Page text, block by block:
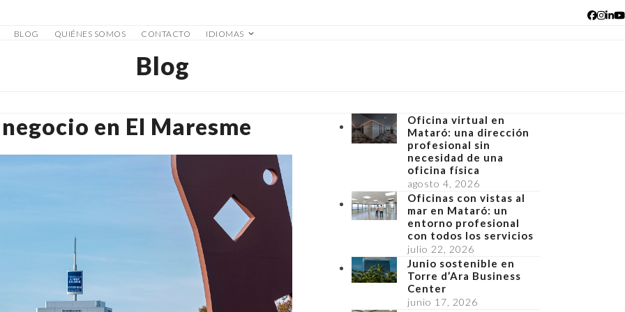
BLOG QUIÉNES SOMOS CONTACTO IDIOMAS
Blog
en El Maresme
Oficina virtual en
Mataró: una dirección
profesional sin
necesidad de una
oficina física
agosto 4, 2026
Oficinas con vistas al
mar en Mataró: un
entorno profesional
con todos los servicios
julio 22, 2026
Junio sostenible en
Torre d’Ara Business
Center
junio 17, 2026